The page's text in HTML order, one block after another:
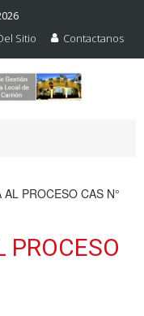
Sitio Contactanos
AL PROCESO CAS N°
PROCESO